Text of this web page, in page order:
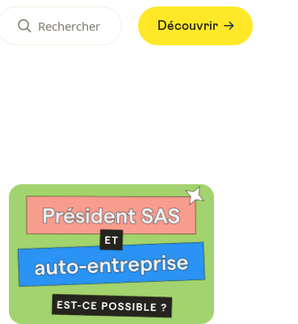
Découvrir